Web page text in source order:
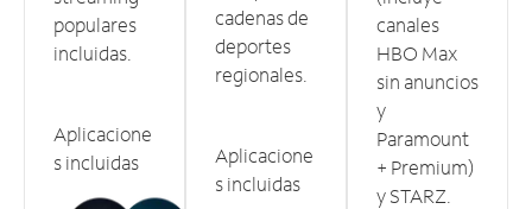
populares
incluidas.
Aplicacione
s incluidas
cadenas de
deportes
regionales.
Aplicacione
s incluidas
canales
HBO Max
sin anuncios
y
Paramount
+ Premium)
y STARZ.